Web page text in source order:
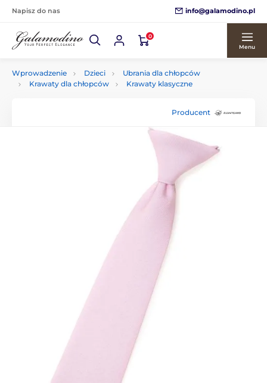
Napisz do nas info@galamodino.pl
0
Menu
Wprowadzenie Dzieci
Ubrania dla chłopców
Krawaty dla chłopców
Krawaty klasyczne
Producent